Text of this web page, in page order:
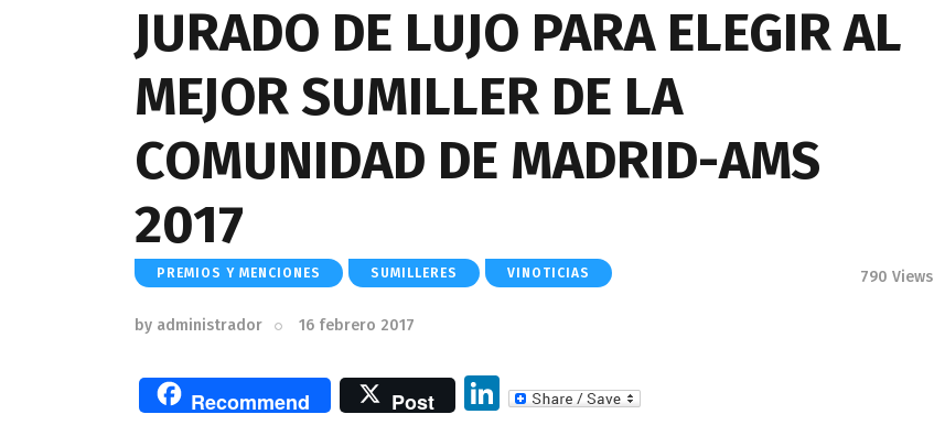
JURADO DE LUJO PARA ELEGIR AL
MEJOR SUMILLER DE LA
COMUNIDAD DE MADRID-AMS
2017
PREMIOS Y MENCIONES SUMILLERES VINOTICIAS
by administrador 16 febrero 2017
790 Views
Recommend Post
Li